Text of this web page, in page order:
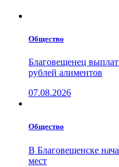
Общество
Благовещенец
рублей алиментов
07.08.2026
Общество
В Благовещенске
мест